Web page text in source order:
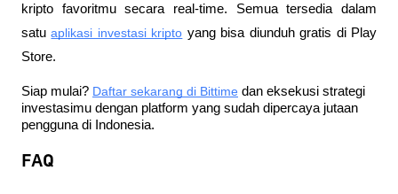
kripto favoritmu secara real-time. Semua tersedia dalam
satu aplikasi investasi kripto yang bisa diunduh gratis di Play
Store.
Siap mulai? Daftar sekarang di Bittime dan eksekusi strategi
investasimu dengan platform yang sudah dipercaya jutaan
pengguna di Indonesia.
FAQ